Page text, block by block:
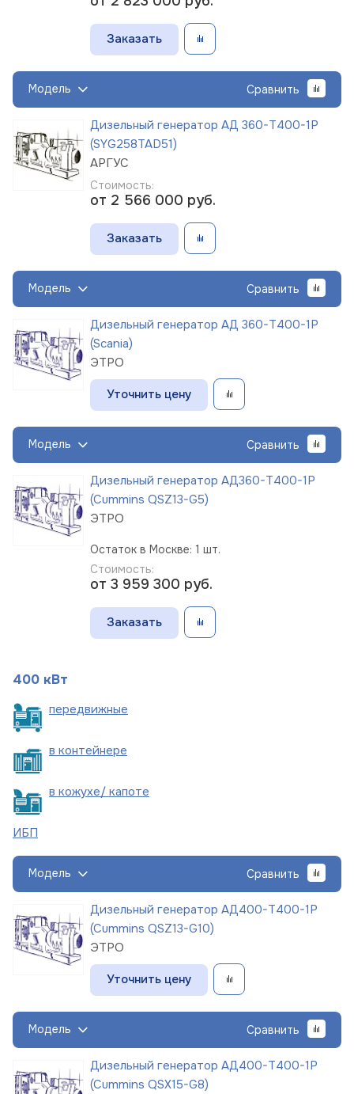
Заказать
Модель Сравнить
Дизельный генератор АД 360-Т400-1Р
(SYG258TAD51)
АРГУС
Стоимость:
от 2 566 000 руб.
Заказать
Модель Сравнить
Дизельный генератор АД 360-Т400-1Р
(Scania)
ЭТРО
Уточнить цену
Модель Сравнить
Дизельный генератор АД360-Т400-1Р
(Cummins QSZ13-G5)
ЭТРО
Остаток в Москве: 1 шт.
Стоимость:
от 3 959 300 руб.
Заказать
400 кВт
передвижные
в контейнере
в кожухе/ капоте
ИБП
Модель Сравнить
Дизельный генератор АД400-Т400-1Р
(Cummins QSZ13-G10)
ЭТРО
Уточнить цену
Модель Сравнить
Дизельный генератор АД400-Т400-1Р
(Cummins QSX15-G8)